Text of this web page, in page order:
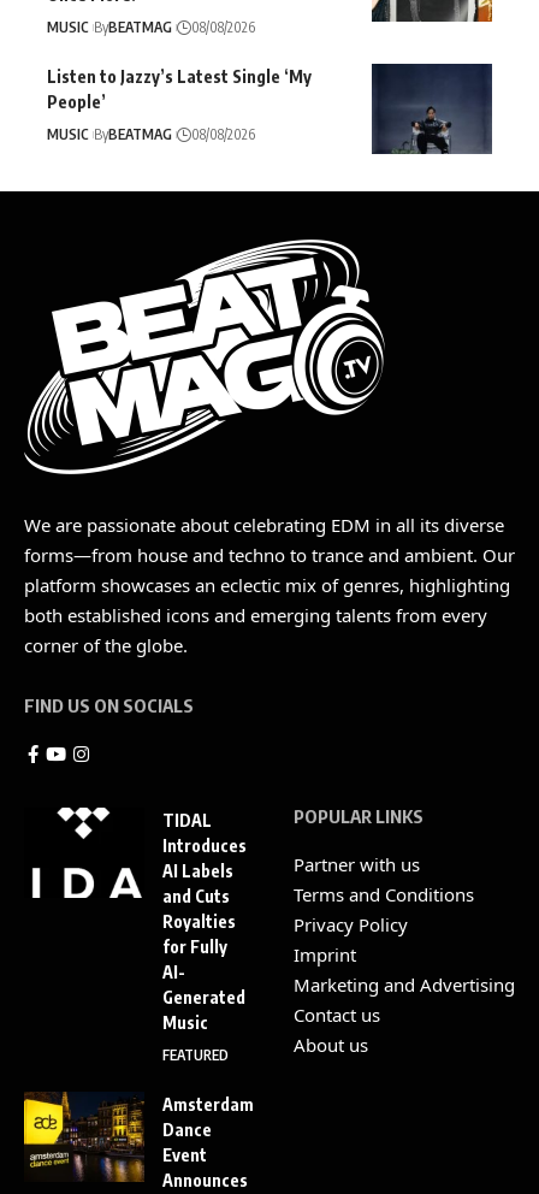
MUSIC ByBEATMAG 08/08/2026
Listen to Jazzy’s Latest Single ‘My
People’
MUSIC ByBEATMAG 08/08/2026
We are passionate about celebrating EDM in all its diverse
forms—from house and techno to trance and ambient. Our
platform showcases an eclectic mix of genres, highlighting
both established icons and emerging talents from every
corner of the globe.
FIND US ON SOCIALS
TIDAL
Introduces
AI Labels
and Cuts
Royalties
for Fully
AI-
Generated
Music
FEATURED
Amsterdam
Dance
Event
Announces
POPULAR LINKS
Partner with us
Terms and Conditions
Privacy Policy
Imprint
Marketing and Advertising
Contact us
About us